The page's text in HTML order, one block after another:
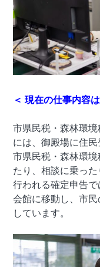
＜現在の仕事内容
市県民税・森林環
には、御殿場に住
市県民税・森林環
たり、相談に乗っ
行われる確定申告
会館に移動し、市
しています。